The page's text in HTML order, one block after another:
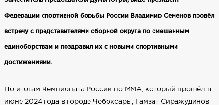
Федерации спортивной борьбы России Владимир Семенов провёл
встречу с представителями сборной округа по смешанным
единоборствам и поздравил их с новыми спортивными
достижениями.
По итогам Чемпионата России по ММА, который прошёл в
июне 2024 года в городе Чебоксары, Гамзат Сиражудинов